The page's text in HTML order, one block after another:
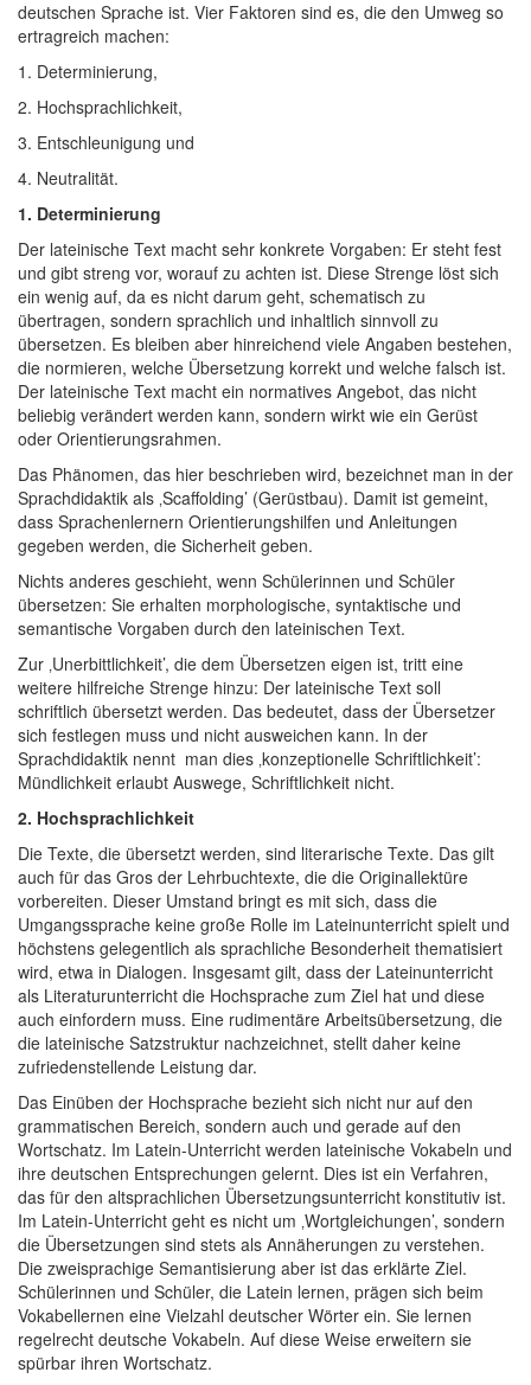
deutschen Sprache ist. Vier Faktoren sind es, die den Umweg so
ertragreich machen:
1. Determinierung,
2. Hochsprachlichkeit,
3. Entschleunigung und
4. Neutralität.
1. Determinierung
Der lateinische Text macht sehr konkrete Vorgaben: Er steht fest
und gibt streng vor, worauf zu achten ist. Diese Strenge löst sich
ein wenig auf, da es nicht darum geht, schematisch zu
übertragen, sondern sprachlich und inhaltlich sinnvoll zu
übersetzen. Es bleiben aber hinreichend viele Angaben bestehen,
die normieren, welche Übersetzung korrekt und welche falsch ist.
Der lateinische Text macht ein normatives Angebot, das nicht
beliebig verändert werden kann, sondern wirkt wie ein Gerüst
oder Orientierungsrahmen.
Das Phänomen, das hier beschrieben wird, bezeichnet man in der
Sprachdidaktik als ‚Scaffolding’ (Gerüstbau). Damit ist gemeint,
dass Sprachenlernern Orientierungshilfen und Anleitungen
gegeben werden, die Sicherheit geben.
Nichts anderes geschieht, wenn Schülerinnen und Schüler
übersetzen: Sie erhalten morphologische, syntaktische und
semantische Vorgaben durch den lateinischen Text.
Zur ‚Unerbittlichkeit’, die dem Übersetzen eigen ist, tritt eine
weitere hilfreiche Strenge hinzu: Der lateinische Text soll
schriftlich übersetzt werden. Das bedeutet, dass der Übersetzer
sich festlegen muss und nicht ausweichen kann. In der
Sprachdidaktik nennt man dies ‚konzeptionelle Schriftlichkeit’:
Mündlichkeit erlaubt Auswege, Schriftlichkeit nicht.
2. Hochsprachlichkeit
Die Texte, die übersetzt werden, sind literarische Texte. Das gilt
auch für das Gros der Lehrbuchtexte, die die Originallektüre
vorbereiten. Dieser Umstand bringt es mit sich, dass die
Umgangssprache keine große Rolle im Lateinunterricht spielt und
höchstens gelegentlich als sprachliche Besonderheit thematisiert
wird, etwa in Dialogen. Insgesamt gilt, dass der Lateinunterricht
als Literaturunterricht die Hochsprache zum Ziel hat und diese
auch einfordern muss. Eine rudimentäre Arbeitsübersetzung, die
die lateinische Satzstruktur nachzeichnet, stellt daher keine
zufriedenstellende Leistung dar.
Das Einüben der Hochsprache bezieht sich nicht nur auf den
grammatischen Bereich, sondern auch und gerade auf den
Wortschatz. Im Latein-Unterricht werden lateinische Vokabeln und
ihre deutschen Entsprechungen gelernt. Dies ist ein Verfahren,
das für den altsprachlichen Übersetzungsunterricht konstitutiv ist.
Im Latein-Unterricht geht es nicht um ‚Wortgleichungen’, sondern
die Übersetzungen sind stets als Annäherungen zu verstehen.
Die zweisprachige Semantisierung aber ist das erklärte Ziel.
Schülerinnen und Schüler, die Latein lernen, prägen sich beim
Vokabellernen eine Vielzahl deutscher Wörter ein. Sie lernen
regelrecht deutsche Vokabeln. Auf diese Weise erweitern sie
spürbar ihren Wortschatz.